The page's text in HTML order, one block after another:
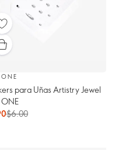
para Uñas Artistry Jewel
ONE
$6.00